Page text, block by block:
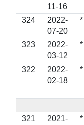
11-16
324
2022-
07-20
*
323
2022-
03-12
*
322
2022-
02-18
*
321
2021-
*